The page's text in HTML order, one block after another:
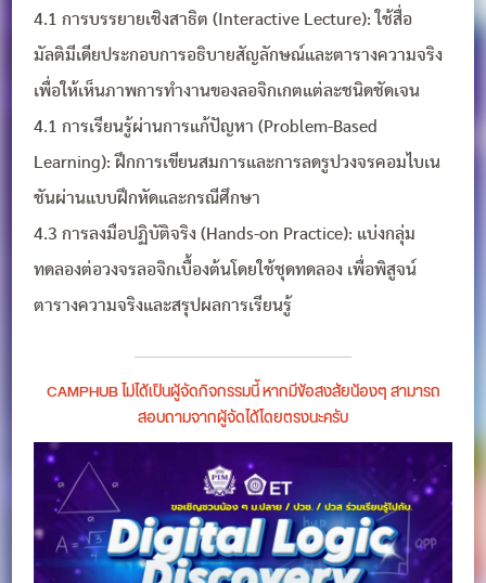
4.1 การบรรยายเชิงสาธิต (Interactive Lecture): ใช้สื่อ
มัลติมีเดียประกอบการอธิบายสัญลักษณ์และตารางความจริง
เพื่อให้เห็นภาพการทำงานของลอจิกเกตแต่ละชนิดชัดเจน
4.1 การเรียนรู้ผ่านการแก้ปัญหา (Problem-Based
Learning): ฝึกการเขียนสมการและการลดรูปวงจรคอมไบเน
ชันผ่านแบบฝึกหัดและกรณีศึกษา
4.3 การลงมือปฏิบัติจริง (Hands-on Practice): แบ่งกลุ่ม
ทดลองต่อวงจรลอจิกเบื้องต้นโดยใช้ชุดทดลอง เพื่อพิสูจน์
ตารางความจริงและสรุปผลการเรียนรู้
CAMPHUB ไม่ได้เป็นผู้จัดกิจกรรมนี้ หากมีข้อสงสัยน้องๆ สามารถ
สอบถามจากผู้จัดได้โดยตรงนะครับ